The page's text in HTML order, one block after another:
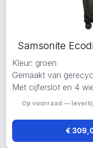
Samsonite
Kleur: groen
Gemaakt van
Met cijferslot en 4
Op voorraad —
€